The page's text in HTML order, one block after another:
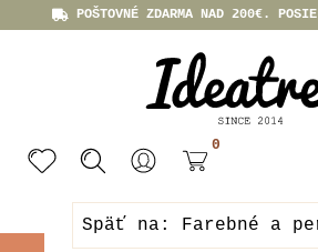
POŠTOVNÉ ZDARMA NAD 200€.
0
Späť na: Farebné a